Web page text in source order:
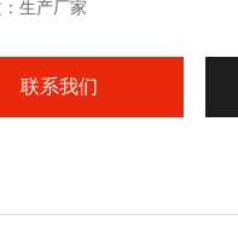
生产厂家
联系我们